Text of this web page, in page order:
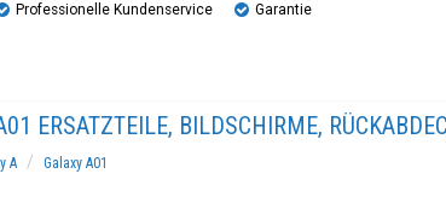
Professionelle Kundenservice Garantie
ERSATZTEILE, BILDSCHIRME,
A
Galaxy A01